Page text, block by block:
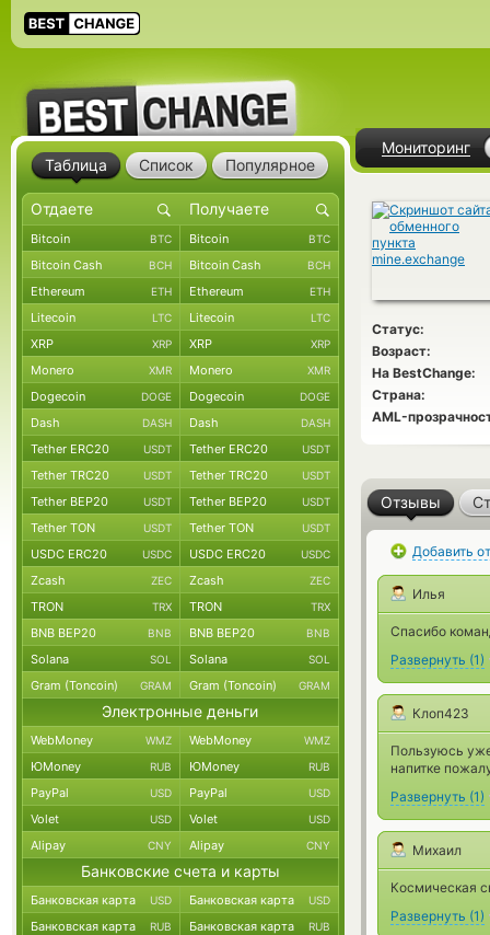
Мониторинг
Статус:
Возраст:
На BestChange:
Страна:
AML-
Отзывы
Добавить
Илья
Спасибо
Развернуть (1)
Клоп423
Пользуюсь
напитке
Развернуть (1)
Михаил
Космическая
Развернуть (1)
Таблица Список Популярное
Bitcoin BTC Bitcoin BTC
Bitcoin Cash BCH Bitcoin Cash BCH
Ethereum ETH Ethereum ETH
Litecoin LTC Litecoin LTC
XRP XRP XRP XRP
Monero XMR Monero XMR
Dogecoin DOGE Dogecoin DOGE
Dash DASH Dash DASH
Tether ERC20 USDT Tether ERC20 USDT
Tether TRC20 USDT Tether TRC20 USDT
Tether BEP20 USDT Tether BEP20 USDT
Tether TON USDT Tether TON USDT
USDC ERC20 USDC USDC ERC20 USDC
Zcash ZEC Zcash ZEC
TRON TRX TRON TRX
BNB BEP20 BNB BNB BEP20 BNB
Solana SOL Solana SOL
Gram (Toncoin) GRAM Gram (Toncoin) GRAM
Электронные деньги
WebMoney WMZ WebMoney WMZ
ЮMoney RUB ЮMoney RUB
PayPal USD PayPal USD
Volet USD Volet USD
Alipay CNY Alipay CNY
Банковские счета и карты
Банковская карта USD Банковская карта USD
Банковская карта RUB Банковская карта RUB